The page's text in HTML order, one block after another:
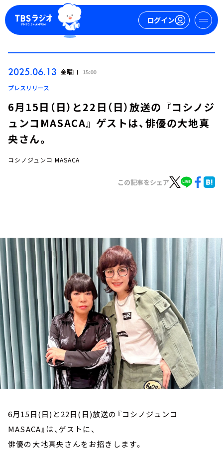
ログイン
イベント・グッズ
YouTube
会社情報
2025.06.13 金曜日 15:00
プレスリリース
6月15日（日）と22日（日）放送の 『コシノジ
ュンコMASACA』 ゲストは、俳優の大地真
央さん。
コシノジュンコ MASACA
この記事をシェア
6月15日(日)と22日(日)放送の『コシノジュンコ
MASACA』は、ゲストに、
俳優の大地真央さんをお招きします。